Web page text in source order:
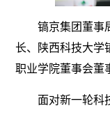
镐京集团董事
长、陕西科技大学
职业学院董事会董
面对新一轮科